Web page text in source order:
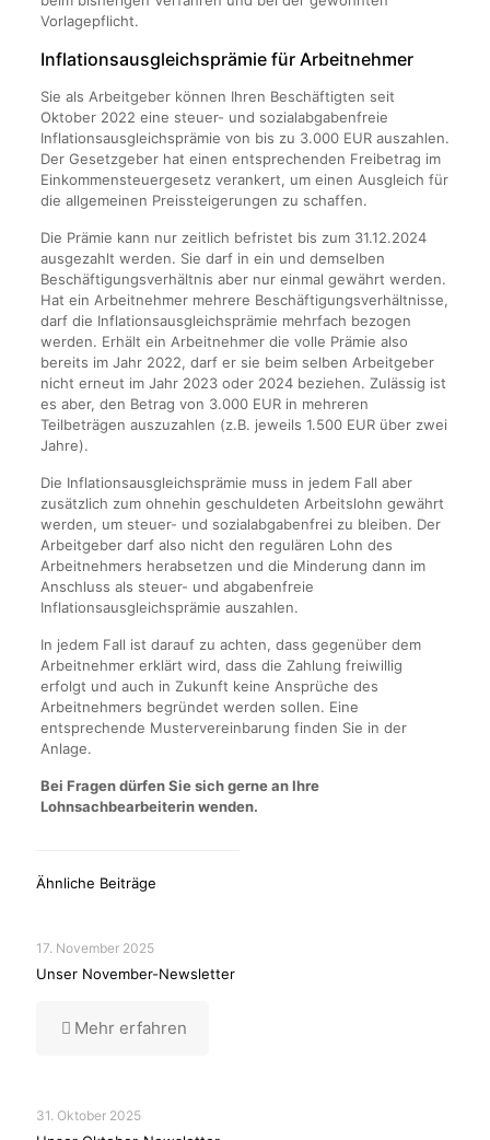
Vorlagepflicht.
Inflationsausgleichsprämie für Arbeitnehmer
Sie als Arbeitgeber können Ihren Beschäftigten seit
Oktober 2022 eine steuer- und sozialabgabenfreie
Inflationsausgleichsprämie von bis zu 3.000 EUR auszahlen.
Der Gesetzgeber hat einen entsprechenden Freibetrag im
Einkommensteuergesetz verankert, um einen Ausgleich für
die allgemeinen Preissteigerungen zu schaffen.
Die Prämie kann nur zeitlich befristet bis zum 31.12.2024
ausgezahlt werden. Sie darf in ein und demselben
Beschäftigungsverhältnis aber nur einmal gewährt werden.
Hat ein Arbeitnehmer mehrere Beschäftigungsverhältnisse,
darf die Inflationsausgleichsprämie mehrfach bezogen
werden. Erhält ein Arbeitnehmer die volle Prämie also
bereits im Jahr 2022, darf er sie beim selben Arbeitgeber
nicht erneut im Jahr 2023 oder 2024 beziehen. Zulässig ist
es aber, den Betrag von 3.000 EUR in mehreren
Teilbeträgen auszuzahlen (z.B. jeweils 1.500 EUR über zwei
Jahre).
Die Inflationsausgleichsprämie muss in jedem Fall aber
zusätzlich zum ohnehin geschuldeten Arbeitslohn gewährt
werden, um steuer- und sozialabgabenfrei zu bleiben. Der
Arbeitgeber darf also nicht den regulären Lohn des
Arbeitnehmers herabsetzen und die Minderung dann im
Anschluss als steuer- und abgabenfreie
Inflationsausgleichsprämie auszahlen.
In jedem Fall ist darauf zu achten, dass gegenüber dem
Arbeitnehmer erklärt wird, dass die Zahlung freiwillig
erfolgt und auch in Zukunft keine Ansprüche des
Arbeitnehmers begründet werden sollen. Eine
entsprechende Mustervereinbarung finden Sie in der
Anlage.
Bei Fragen dürfen Sie sich gerne an Ihre
Lohnsachbearbeiterin wenden.
Ähnliche Beiträge
17. November 2025
Unser November-Newsletter
Mehr erfahren
31. Oktober 2025